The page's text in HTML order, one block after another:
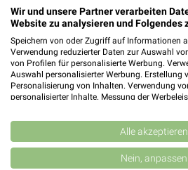
Müller Schongau
Münzstr. 6-8
86956 Schongau
Heute 09:00 - 18:30
Müller Bad Wörishofen
Zeppelinstr. 11
Wir und unsere Partner verarbeiten
Website zu analysieren und Folgendes
Speichern von oder Zugriff auf Informationen
Verwendung reduzierter Daten zur Auswahl
von Profilen für personalisierte Werbung.
Auswahl personalisierter Werbung. Erstellung
Personalisierung von Inhalten. Verwendung
personalisierter Inhalte. Messung der
Kombinationen von Daten aus verschiedenen
Verbesserung der Angebote. Verwendung
von Inhalten.
Daten können außerhalb der Europäischen
Alle akzeptieren
Nein, anpassen